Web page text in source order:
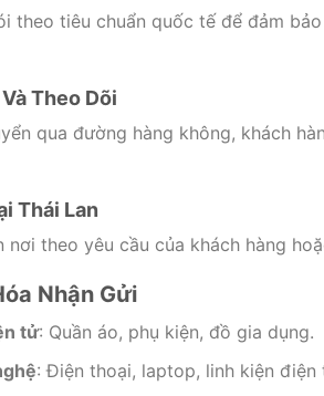
theo tiêu chuẩn quốc tế để đảm
Theo Dõi
qua đường hàng không, khách
Thái Lan
theo yêu cầu của khách hàng
Nhận Gửi
tử: Quần áo, phụ kiện, đồ gia dụng.
: Điện thoại, laptop, linh kiện điện